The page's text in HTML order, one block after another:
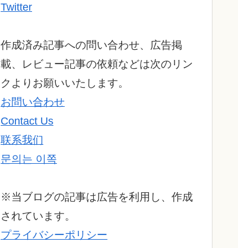
Twitter
作成済み記事への問い合わせ、広告掲
載、レビュー記事の依頼などは次のリン
クよりお願いいたします。
お問い合わせ
Contact Us
联系我们
문의는 이쪽
※当ブログの記事は広告を利用し、作成
されています。
プライバシーポリシー